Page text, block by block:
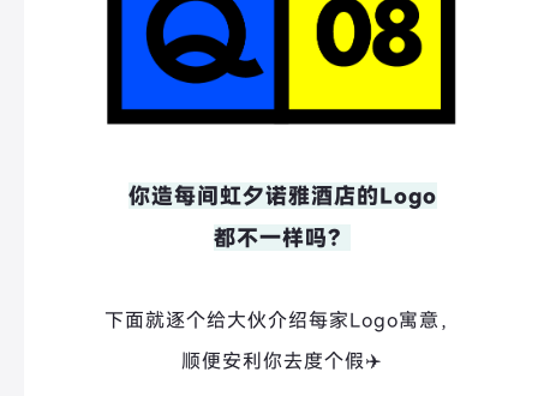
你造每间虹夕诺雅酒店的Logo
都不一样吗？
下面就逐个给大伙介绍每家Logo寓意，
顺便安利你去度个假✈️